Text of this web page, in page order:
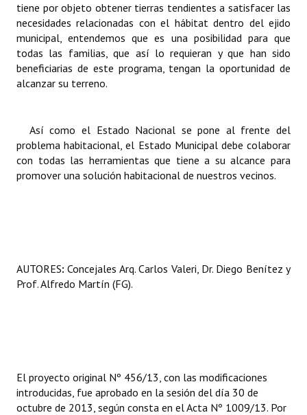
tiene por objeto obtener tierras tendientes a satisfacer las
necesidades relacionadas con el hábitat dentro del ejido
municipal, entendemos que es una posibilidad para que
todas las familias, que así lo requieran y que han sido
beneficiarias de este programa, tengan la oportunidad de
alcanzar su terreno.
Así como el Estado Nacional se pone al frente del
problema habitacional, el Estado Municipal debe colaborar
con todas las herramientas que tiene a su alcance para
promover una solución habitacional de nuestros vecinos.
AUTORES:Concejales Arq. Carlos Valeri, Dr. Diego Benítez y
Prof. Alfredo Martín (FG).
El proyecto original Nº 456/13, con las modificaciones
introducidas, fue aprobado en la sesión del día 30 de
octubre de 2013, según consta en el Acta Nº 1009/13. Por